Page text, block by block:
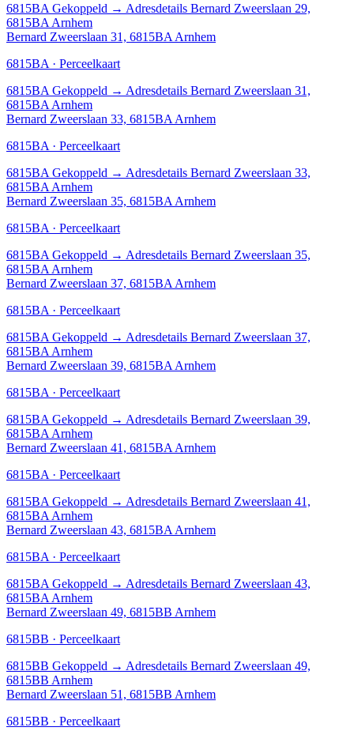
6815BA Gekoppeld → Adresdetails Bernard Zweerslaan 29,
6815BA Arnhem
Bernard Zweerslaan 31, 6815BA Arnhem
6815BA · Perceelkaart
6815BA Gekoppeld → Adresdetails Bernard Zweerslaan 31,
6815BA Arnhem
Bernard Zweerslaan 33, 6815BA Arnhem
6815BA · Perceelkaart
6815BA Gekoppeld → Adresdetails Bernard Zweerslaan 33,
6815BA Arnhem
Bernard Zweerslaan 35, 6815BA Arnhem
6815BA · Perceelkaart
6815BA Gekoppeld → Adresdetails Bernard Zweerslaan 35,
6815BA Arnhem
Bernard Zweerslaan 37, 6815BA Arnhem
6815BA · Perceelkaart
6815BA Gekoppeld → Adresdetails Bernard Zweerslaan 37,
6815BA Arnhem
Bernard Zweerslaan 39, 6815BA Arnhem
6815BA · Perceelkaart
6815BA Gekoppeld → Adresdetails Bernard Zweerslaan 39,
6815BA Arnhem
Bernard Zweerslaan 41, 6815BA Arnhem
6815BA · Perceelkaart
6815BA Gekoppeld → Adresdetails Bernard Zweerslaan 41,
6815BA Arnhem
Bernard Zweerslaan 43, 6815BA Arnhem
6815BA · Perceelkaart
6815BA Gekoppeld → Adresdetails Bernard Zweerslaan 43,
6815BA Arnhem
Bernard Zweerslaan 49, 6815BB Arnhem
6815BB · Perceelkaart
6815BB Gekoppeld → Adresdetails Bernard Zweerslaan 49,
6815BB Arnhem
Bernard Zweerslaan 51, 6815BB Arnhem
6815BB · Perceelkaart